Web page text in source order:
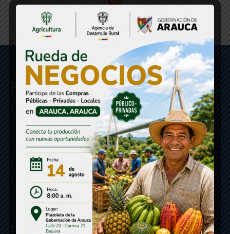
Gobernación de Arauca
Contáctenos